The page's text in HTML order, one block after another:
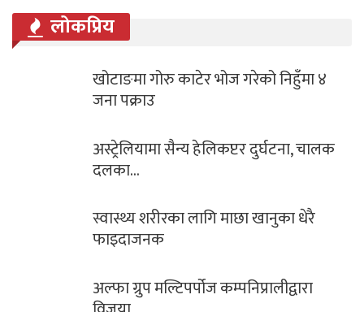
लोकप्रिय
खोटाङमा गोरु काटेर भोज गरेको निहुँमा ४
जना पक्राउ
अस्ट्रेलियामा सैन्य हेलिकप्टर दुर्घटना, चालक
दलका…
स्वास्थ्य शरीरका लागि माछा खानुका धेरै
फाइदाजनक
अल्फा ग्रुप मल्टिपर्पोज कम्पनिप्रालीद्वारा